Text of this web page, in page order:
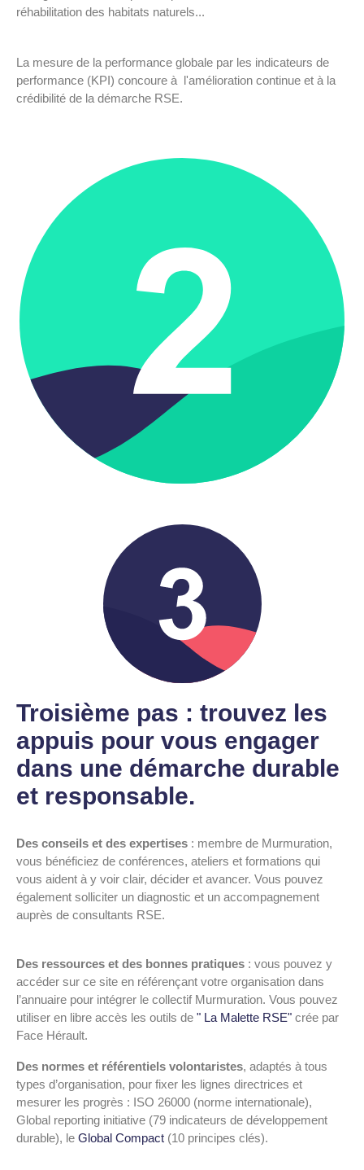
réhabilitation des habitats naturels...
La mesure de la performance globale par les indicateurs de
performance (KPI) concoure à l'amélioration continue et à la
crédibilité de la démarche RSE.
Troisième pas : trouvez les
appuis pour vous engager
dans une démarche durable
et responsable.
Des conseils et des expertises : membre de Murmuration,
vous bénéficiez de conférences, ateliers et formations qui
vous aident à y voir clair, décider et avancer. Vous pouvez
également solliciter un diagnostic et un accompagnement
auprès de consultants RSE.
Des ressources et des bonnes pratiques : vous pouvez y
accéder sur ce site en référençant votre organisation dans
l’annuaire pour intégrer le collectif Murmuration. Vous pouvez
utiliser en libre accès les outils de " La Malette RSE" crée par
Face Hérault.
Des normes et référentiels volontaristes, adaptés à tous
types d’organisation, pour fixer les lignes directrices et
mesurer les progrès : ISO 26000 (norme internationale),
Global reporting initiative (79 indicateurs de développement
durable), le Global Compact (10 principes clés).